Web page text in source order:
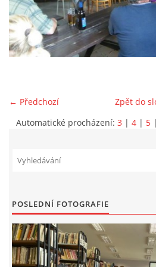
VIDEA Z DRONU
STREET ART
"KNIHOBUDKY"
PROJEKT FLYNN "KNIHOVNA"
E-KNIHY DO KAŽDÉ KNIHOVNY
GRANTY A DOTACE
← Předchozí
Zpět do
Automatické procházení: 3 | 4 | 5 |
POSLEDNÍ FOTOGRAFIE